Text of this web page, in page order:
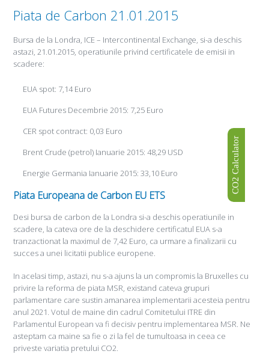
Piata de Carbon 21.01.2015
Bursa de la Londra, ICE – Intercontinental Exchange, si-a deschis
astazi, 21.01.2015, operatiunile privind certificatele de emisii in
scadere:
EUA spot: 7,14 Euro
EUA Futures Decembrie 2015: 7,25 Euro
CER spot contract: 0,03 Euro
Brent Crude (petrol) Ianuarie 2015: 48,29 USD
Energie Germania Ianuarie 2015: 33,10 Euro
Piata Europeana de Carbon EU ETS
Desi bursa de carbon de la Londra si-a deschis operatiunile in
scadere, la cateva ore de la deschidere certificatul EUA s-a
tranzactionat la maximul de 7,42 Euro, ca urmare a finalizarii cu
succes a unei licitatii publice europene.
In acelasi timp, astazi, nu s-a ajuns la un compromis la Bruxelles cu
privire la reforma de piata MSR, existand cateva grupuri
parlamentare care sustin amanarea implementarii acesteia pentru
anul 2021. Votul de maine din cadrul Comitetului ITRE din
Parlamentul European va fi decisiv pentru implementarea MSR. Ne
asteptam ca maine sa fie o zi la fel de tumultoasa in ceea ce
priveste variatia pretului CO2.
CO2 Calculator